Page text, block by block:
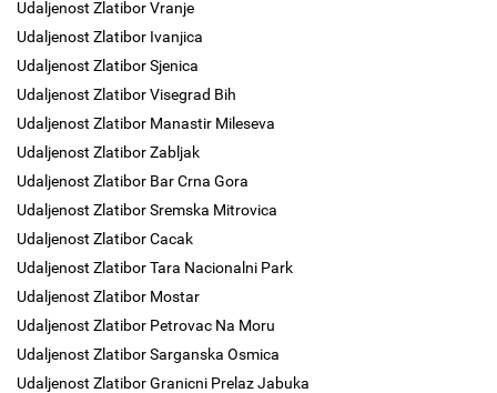
Udaljenost Zlatibor Vranje
Udaljenost Zlatibor Ivanjica
Udaljenost Zlatibor Sjenica
Udaljenost Zlatibor Visegrad Bih
Udaljenost Zlatibor Manastir Mileseva
Udaljenost Zlatibor Zabljak
Udaljenost Zlatibor Bar Crna Gora
Udaljenost Zlatibor Sremska Mitrovica
Udaljenost Zlatibor Cacak
Udaljenost Zlatibor Tara Nacionalni Park
Udaljenost Zlatibor Mostar
Udaljenost Zlatibor Petrovac Na Moru
Udaljenost Zlatibor Sarganska Osmica
Udaljenost Zlatibor Granicni Prelaz Jabuka